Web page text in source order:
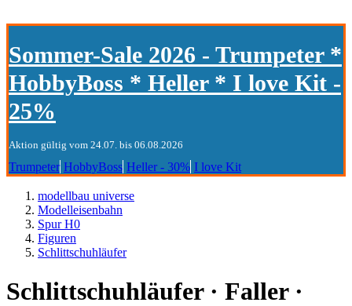
Sommer-Sale 2026 - Trumpeter *
HobbyBoss * Heller * I love Kit -
25%
Aktion gültig vom 24.07. bis 06.08.2026
Trumpeter HobbyBoss Heller - 30% I love Kit
modellbau universe
Modelleisenbahn
Spur H0
Figuren
Schlittschuhläufer
Schlittschuhläufer · Faller ·